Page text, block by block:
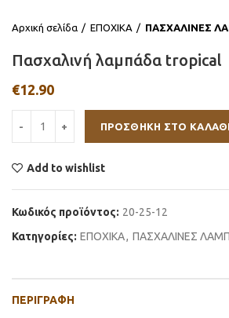
Αρχική σελίδα ΕΠΟΧΙΚΑ ΠΑΣΧΑΛΙΝΕΣ
Πασχαλινή λαμπάδα tropical
€12.90
ΠΡΟΣΘΉΚΗ ΣΤΟ ΚΑΛΆΘΙ
Add to wishlist
Κωδικός προϊόντος: 20-25-12
Κατηγορίες: ΕΠΟΧΙΚΑ, ΠΑΣΧΑΛΙΝΕΣ
ΠΕΡΙΓΡΑΦΉ